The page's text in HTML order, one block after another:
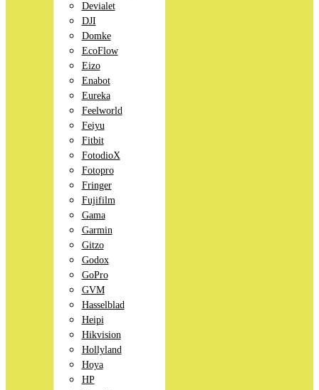
Devialet
DJI
Domke
EcoFlow
Eizo
Enabot
Eureka
Feelworld
Feiyu
Fitbit
FotodioX
Fotopro
Fringer
Fujifilm
Gama
Garmin
Gitzo
Godox
GoPro
GVM
Hasselblad
Heipi
Hikvision
Hollyland
Hoya
HP